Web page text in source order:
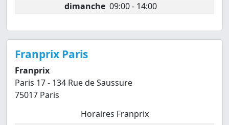
dimanche 09:00 - 14:00
Franprix Paris
Franprix
Paris 17 - 134 Rue de Saussure
75017 Paris
Horaires Franprix